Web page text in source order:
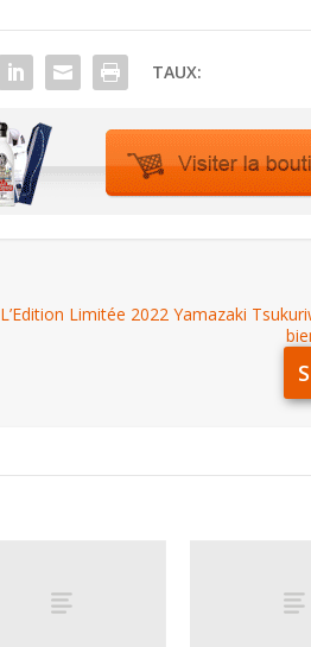
TAUX:
L’Edition Limitée 2022 Yamazaki